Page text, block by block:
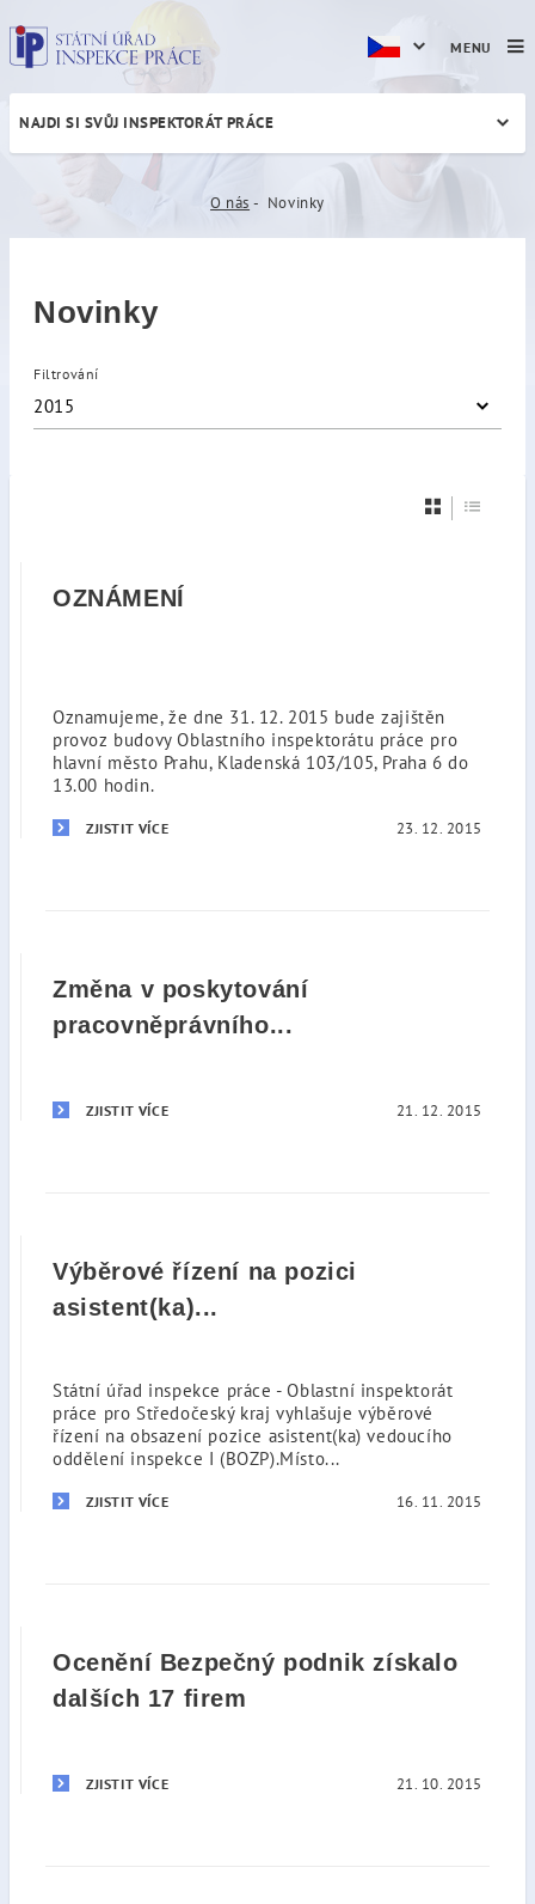
Novinky
NAJDI SI SVŮJ INSPEKTORÁT PRÁCE
O nás Novinky
Novinky
Filtrování
2015
OZNÁMENÍ
Oznamujeme, že dne 31. 12. 2015 bude zajištěn
provoz budovy Oblastního inspektorátu práce pro
hlavní město Prahu, Kladenská 103/105, Praha 6 do
13.00 hodin.
ZJISTIT VÍCE 23. 12. 2015
Změna v poskytování
pracovněprávního...
ZJISTIT VÍCE 21. 12. 2015
Výběrové řízení na pozici
asistent(ka)...
Státní úřad inspekce práce - Oblastní inspektorát
práce pro Středočeský kraj vyhlašuje výběrové
řízení na obsazení pozice asistent(ka) vedoucího
oddělení inspekce I (BOZP).Místo...
ZJISTIT VÍCE 16. 11. 2015
Ocenění Bezpečný podnik získalo
dalších 17 firem
ZJISTIT VÍCE 21. 10. 2015
MENU